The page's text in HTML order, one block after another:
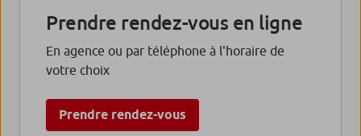
Prendre rendez-vous en ligne
En agence ou par téléphone à l'horaire de
votre choix
Prendre rendez-vous